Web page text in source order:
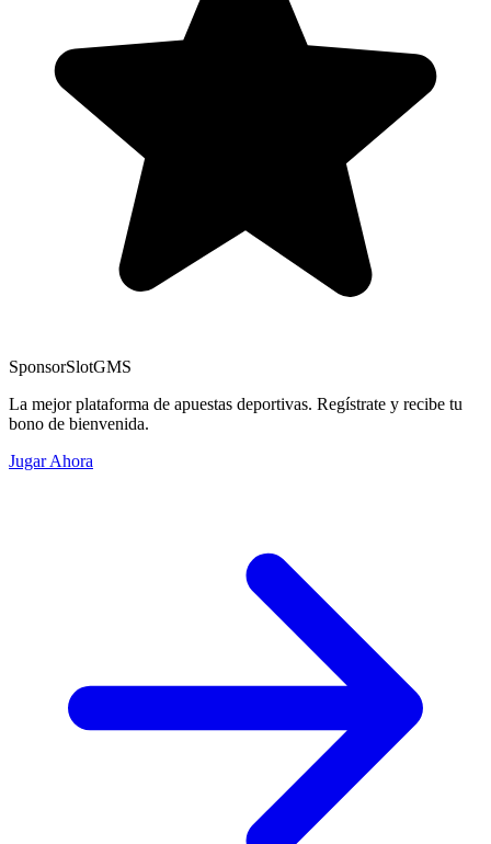
SponsorSlotGMS
La mejor plataforma de apuestas deportivas. Regístrate y recibe tu
bono de bienvenida.
Jugar Ahora